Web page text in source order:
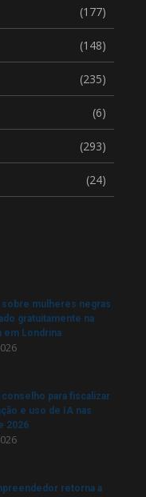
(177)
(148)
(235)
(6)
(293)
(24)
sobre mulheres negras
gratuitamente na
em Londrina
conselho para fiscalizar
e uso de IA nas
2026
retorna a